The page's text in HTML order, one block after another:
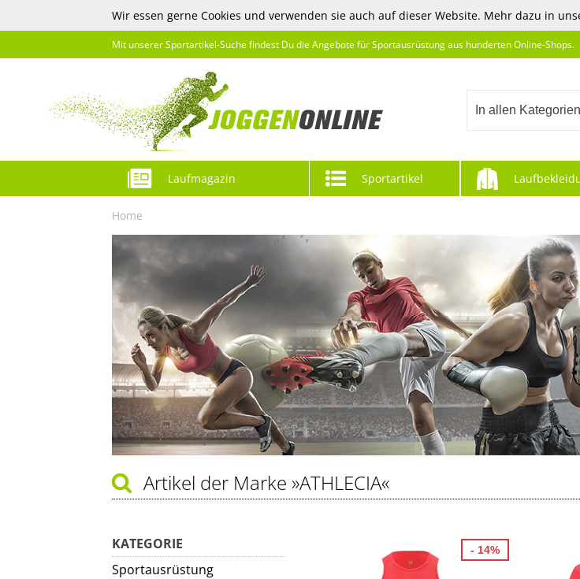
Wir essen gerne Cookies und verwenden sie auch auf dieser Website. Mehr dazu in
Mit unserer Sportartikel-Suche findest Du die Angebote für Sportausrüstung aus hunderten Online-Shops.
In allen Kategorien
Laufmagazin Sportartikel
Home
Artikel der Marke »ATHLECIA«
KATEGORIE
Sportausrüstung
- 14%